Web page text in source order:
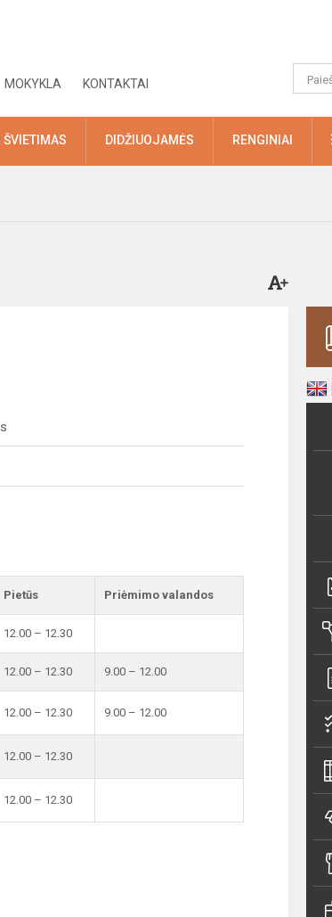
MOKYKLA KONTAKTAI
ŠVIETIMAS DIDŽIUOJAMĖS RENGINIAI
Pietūs Priėmimo valandos
12.00 – 12.30
12.00 – 12.30 9.00 – 12.00
12.00 – 12.30 9.00 – 12.00
12.00 – 12.30
12.00 – 12.30